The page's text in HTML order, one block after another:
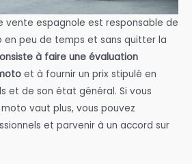
espagnole est responsable de
en peu de temps et sans quitter la
à faire une évaluation
et à fournir un prix stipulé en
et de son état général. Si vous
vaut plus, vous pouvez
et parvenir à un accord sur